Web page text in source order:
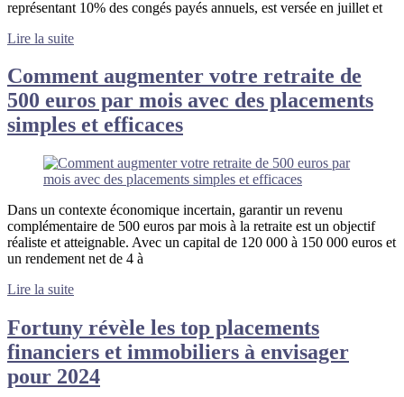
représentant 10% des congés payés annuels, est versée en juillet et
Lire la suite
Comment augmenter votre retraite de
500 euros par mois avec des placements
simples et efficaces
Dans un contexte économique incertain, garantir un revenu
complémentaire de 500 euros par mois à la retraite est un objectif
réaliste et atteignable. Avec un capital de 120 000 à 150 000 euros et
un rendement net de 4 à
Lire la suite
Fortuny révèle les top placements
financiers et immobiliers à envisager
pour 2024